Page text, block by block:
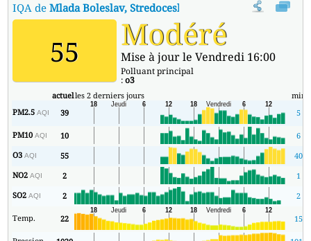
IQA deMlada Boleslav, Stredocesky Indice de la qualité de l'air
55 Modéré
Mise à jour le Vendredi 16:00
Polluant principal
:o3
actuelles 2 derniers jours min
PM2.5AQI 39 5
PM10AQI 10
6
O3AQI 55
40
NO2AQI 2
1
SO2AQI 2 2
Temp. 22 15